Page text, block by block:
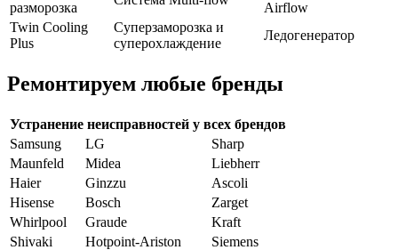
разморозка
Airflow
Twin Cooling
Plus
Суперзаморозка и
суперохлаждение
Ледогенератор
Ремонтируем любые бренды
Устранение неисправностей у всех брендов
Samsung
LG
Sharp
Maunfeld
Midea
Liebherr
Haier
Ginzzu
Ascoli
Hisense
Bosch
Zarget
Whirlpool
Graude
Kraft
Shivaki
Hotpoint-Ariston
Siemens